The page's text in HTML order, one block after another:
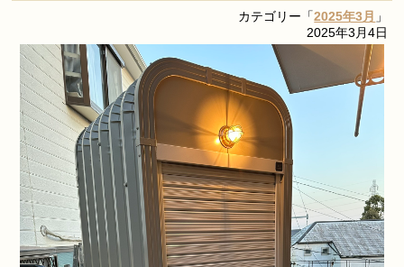
カテゴリー「2025年3月 」
2025年3月4日